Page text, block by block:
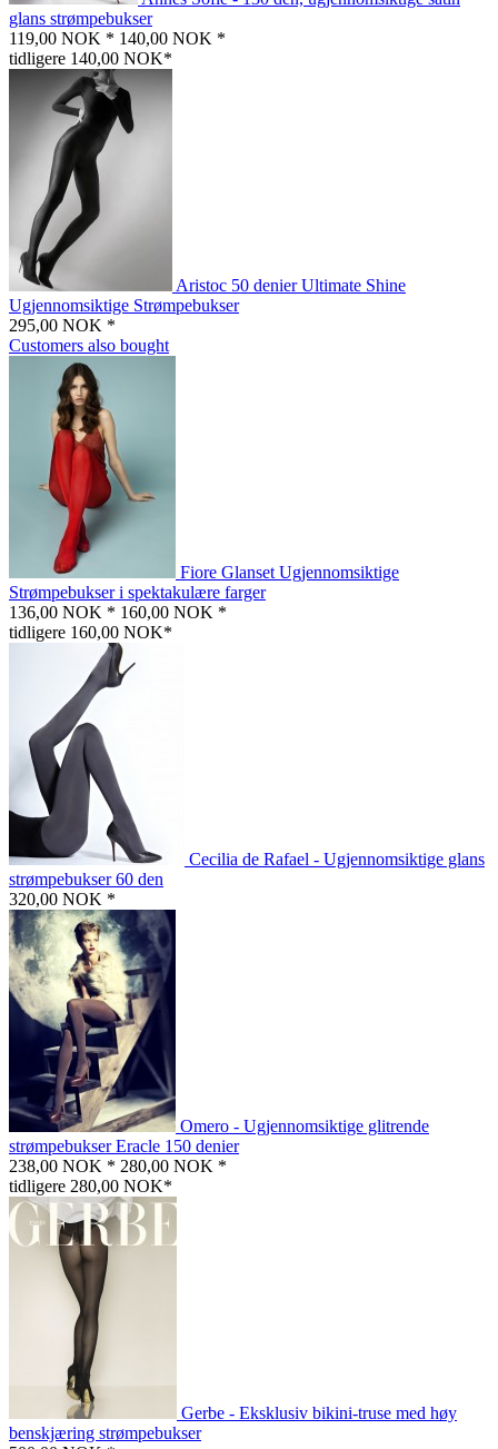
glans strømpebukser
119,00 NOK * 140,00 NOK *
tidligere 140,00 NOK*
Aristoc 50 denier Ultimate Shine
Ugjennomsiktige Strømpebukser
295,00 NOK *
Customers also bought
Fiore Glanset Ugjennomsiktige
Strømpebukser i spektakulære farger
136,00 NOK * 160,00 NOK *
tidligere 160,00 NOK*
Cecilia de Rafael - Ugjennomsiktige glans
strømpebukser 60 den
320,00 NOK *
Omero - Ugjennomsiktige glitrende
strømpebukser Eracle 150 denier
238,00 NOK * 280,00 NOK *
tidligere 280,00 NOK*
Gerbe - Eksklusiv bikini-truse med høy
benskjæring strømpebukser